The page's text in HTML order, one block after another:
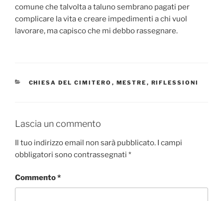
comune che talvolta a taluno sembrano pagati per
complicare la vita e creare impedimenti a chi vuol
lavorare, ma capisco che mi debbo rassegnare.
CATEGORIE
CHIESA DEL CIMITERO , MESTRE , RIFLESSIONI
Lascia un commento
Il tuo indirizzo email non sarà pubblicato. I campi
obbligatori sono contrassegnati *
Commento*